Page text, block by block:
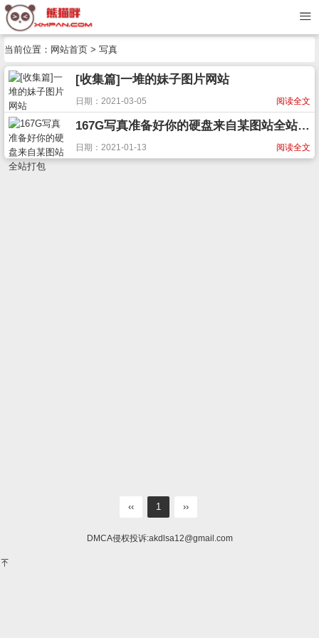
当前位置： 网站首页 > 写真
[收集篇]一堆的妹子图片网站
阅读全文
日期：2021-03-05
167G写真准备好你的硬盘来自某图站全站打包
阅读全文
日期：2021-01-13
‹‹ 1 ››
DMCA侵权投诉:akdlsa12@gmail.com